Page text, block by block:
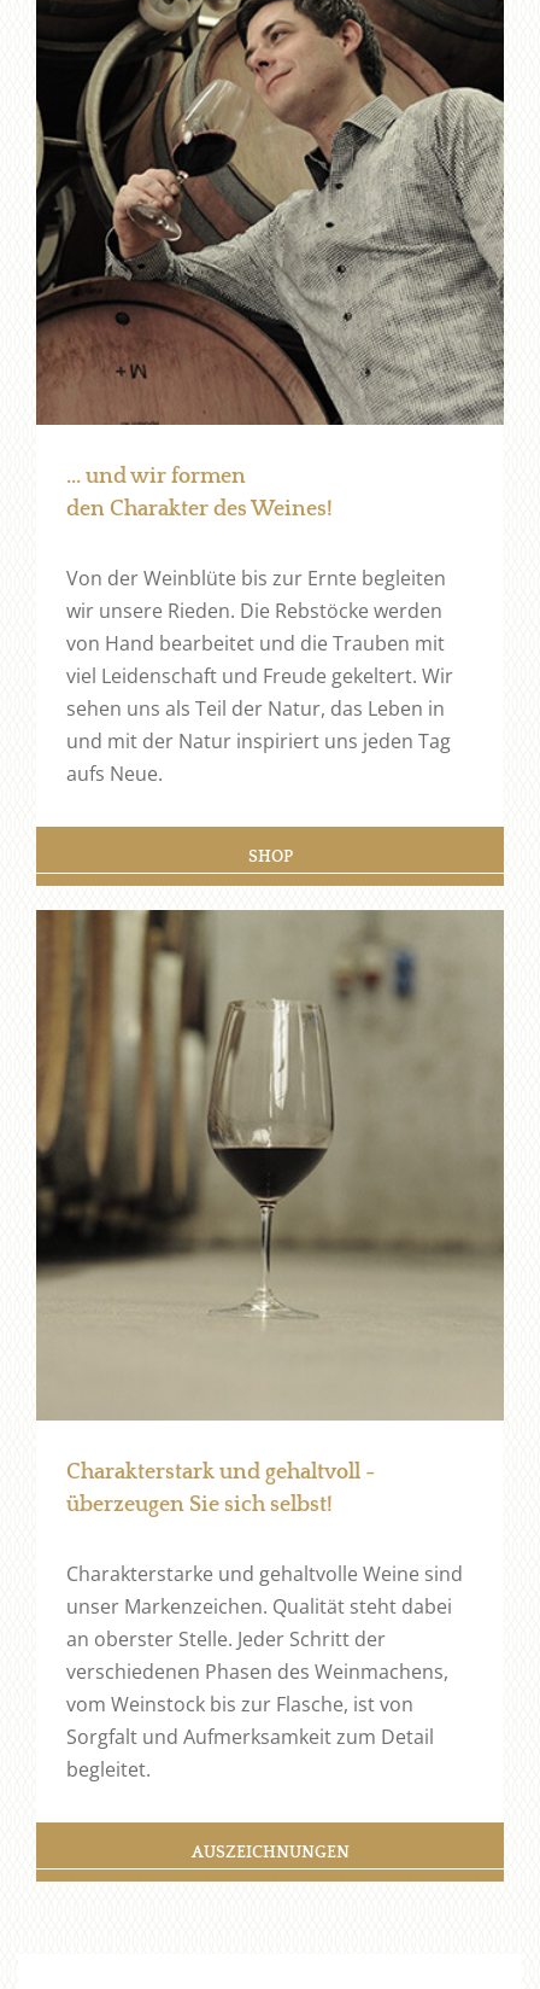
... und wir formen
den Charakter des Weines!
Von der Weinblüte bis zur Ernte begleiten
wir unsere Rieden. Die Rebstöcke werden
von Hand bearbeitet und die Trauben mit
viel Leidenschaft und Freude gekeltert. Wir
sehen uns als Teil der Natur, das Leben in
und mit der Natur inspiriert uns jeden Tag
aufs Neue.
SHOP
Charakterstark und gehaltvoll -
überzeugen Sie sich selbst!
Charakterstarke und gehaltvolle Weine sind
unser Markenzeichen. Qualität steht dabei
an oberster Stelle. Jeder Schritt der
verschiedenen Phasen des Weinmachens,
vom Weinstock bis zur Flasche, ist von
Sorgfalt und Aufmerksamkeit zum Detail
begleitet.
AUSZEICHNUNGEN